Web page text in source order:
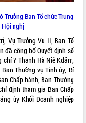
Trưởng Ban Tổ chức Trung
Hội nghị
Vụ Trưởng Vụ II, Ban Tổ
đã công bố Quyết định số
chí Y Thanh Hà Niê Kđăm,
Thường vụ Tỉnh ủy, Bí
Chấp hành, Ban Thường
định tham gia Ban Chấp
ủy Khối Doanh nghiệp